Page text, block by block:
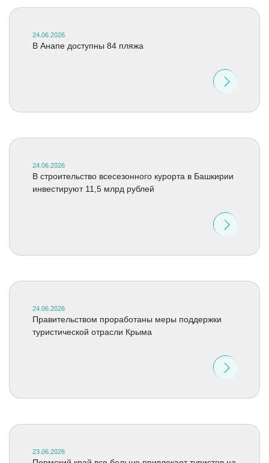
24.06.2026
В Анапе доступны 84 пляжа
24.06.2026
В строительство всесезонного курорта в Башкирии
инвестируют 11,5 млрд рублей
24.06.2026
Правительством проработаны меры поддержки
туристической отрасли Крыма
23.06.2026